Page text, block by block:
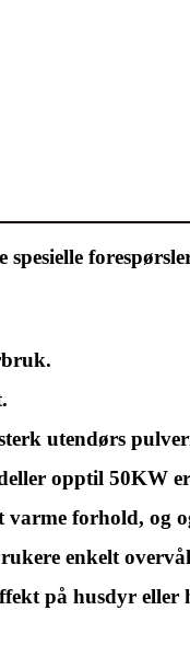
utendørs
opptil 50KW
forhold, og
enkelt
på husdyr